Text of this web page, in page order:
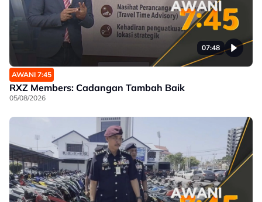
07:48
AWANI 7:45
RXZ Members: Cadangan Tambah Baik
05/08/2026